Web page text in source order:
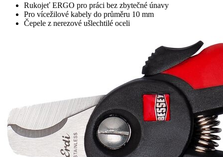
Rukojeť ERGO pro práci bez zbytečné únavy
Pro vícežilové kabely do průměru 10 mm
Čepele z nerezové ušlechtilé oceli